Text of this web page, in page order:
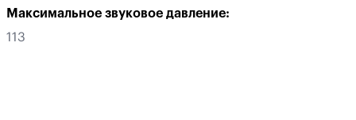
Максимальное звуковое давление:
113